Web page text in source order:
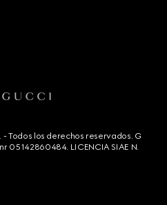
Todos los derechos reservados. G
05142860484. LICENCIA SIAE N.